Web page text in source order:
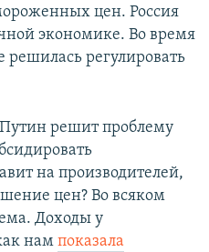
цен. Россия
экономике. Во время
регулировать
Путин решит проблему
на производителей,
цен? Во всяком
Доходы у
нам показала